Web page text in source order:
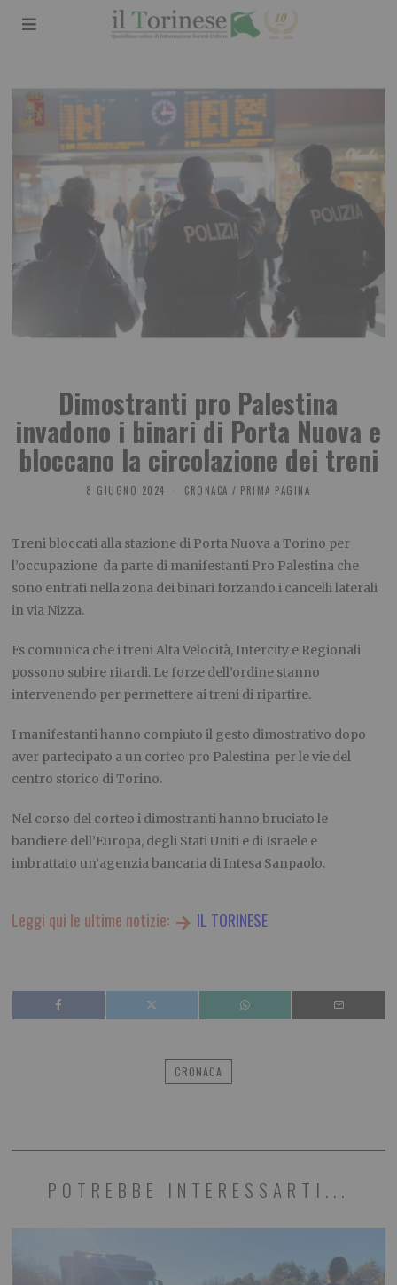
Dimostranti pro Palestina
invadono i binari di Porta Nuova e
bloccano la circolazione dei treni
8 GIUGNO 2024 CRONACA / PRIMA PAGINA
Treni bloccati alla stazione di Porta Nuova a Torino per
l’occupazione da parte di manifestanti Pro Palestina che
sono entrati nella zona dei binari forzando i cancelli laterali
in via Nizza.
Fs comunica che i treni Alta Velocità, Intercity e Regionali
possono subire ritardi. Le forze dell’ordine stanno
intervenendo per permettere ai treni di ripartire.
I manifestanti hanno compiuto il gesto dimostrativo dopo
aver partecipato a un corteo pro Palestina per le vie del
centro storico di Torino.
Nel corso del corteo i dimostranti hanno bruciato le
bandiere dell’Europa, degli Stati Uniti e di Israele e
imbrattato un’agenzia bancaria di Intesa Sanpaolo.
Leggi qui le ultime notizie: IL TORINESE
CRONACA
POTREBBE INTERESSARTI...